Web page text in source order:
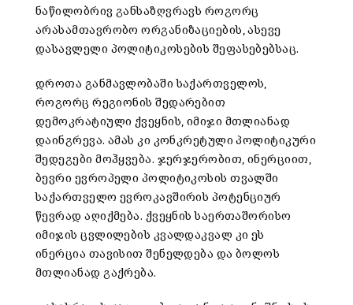
ნაწილობრივ განსაზღვრავს როგორც
არასამთავრობო ორგანიზაციების, ასევე
დასავლელი პოლიტიკოსების შეფასებებსაც.
დროთა განმავლობაში საქართველოს,
როგორც რეგიონის შედარებით
დემოკრატიული ქვეყნის, იმიჯი მთლიანად
დაინგრევა. ამას კი კონკრეტული პოლიტიკური
შედეგები მოჰყვება. ჯერჯერობით, ინერციით,
ბევრი ევროპელი პოლიტიკოსის თვალში
საქართველო ევროკავშირის პოტენციურ
წევრად აღიქმება. ქვეყნის საერთაშორისო
იმიჯის ცვლილების კვალდაკვალ კი ეს
ინერცია თავისით შენელდება და ბოლოს
მთლიანად გაქრება.